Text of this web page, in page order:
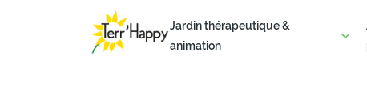
Jardin thérapeutique &
animation